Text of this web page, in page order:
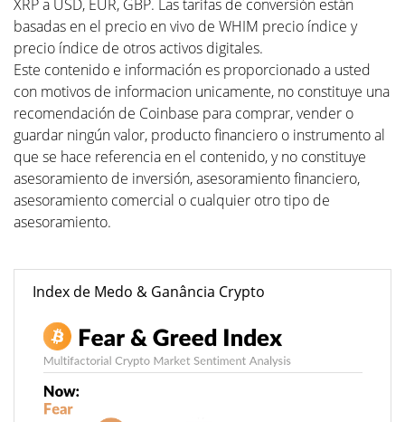
XRP a USD, EUR, GBP. Las tarifas de conversión están
basadas en el precio en vivo de WHIM precio índice y
precio índice de otros activos digitales.
Este contenido e información es proporcionado a usted
con motivos de informacion unicamente, no constituye una
recomendación de Coinbase para comprar, vender o
guardar ningún valor, producto financiero o instrumento al
que se hace referencia en el contenido, y no constituye
asesoramiento de inversión, asesoramiento financiero,
asesoramiento comercial o cualquier otro tipo de
asesoramiento.
Index de Medo & Ganância Crypto